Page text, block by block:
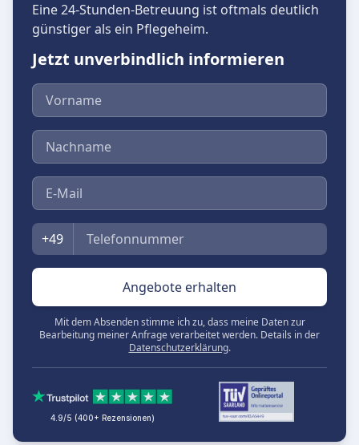
Eine 24-Stunden-Betreuung ist oftmals deutlich
günstiger als ein Pflegeheim.
Jetzt unverbindlich informieren
Vorname
Nachname
E-Mail
Telefon
+49
Angebote erhalten
Mit dem Absenden stimme ich zu, dass meine Daten zur
Bearbeitung meiner Anfrage verarbeitet werden. Details in der
Datenschutzerklärung.
4.9/5 (400+ Rezensionen)